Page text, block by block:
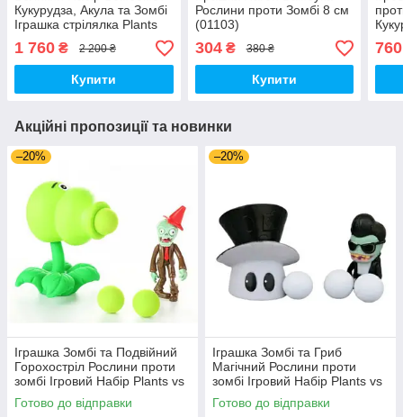
Кукурудза, Акула та Зомбі
Іграшка стрілялка Plants
vs Zombies (00279)
1 760 ₴ 2 200 ₴
Купити
Рослини проти Зомбі 8 см
(01103)
304₴ 380 ₴
Купити
vs
760
Акційні пропозиції та новинки
–20%
Іграшка Зомбі та Подвійний
Горохостріл Рослини проти
зомбі Ігровий Набір Plants vs
Zombies (00173)
Готово до відправки
–20%
Іграшка Зомбі та Гриб
Магічний Рослини проти
зомбі Ігровий Набір Plants vs
Zombies (00179)
Готово до відправки